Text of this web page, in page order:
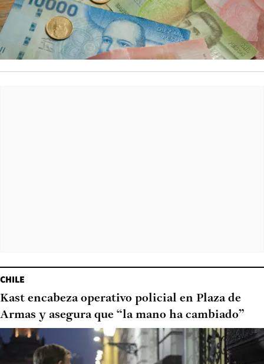
CHILE
Kast encabeza operativo policial en Plaza de
Armas y asegura que “la mano ha cambiado”